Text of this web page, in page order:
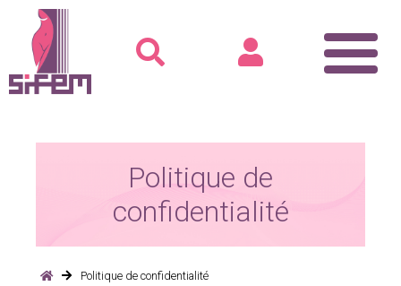
SIFEM
Rencontre avec le Président
Voix du bureau
L’équipe SIFEM 2025
Recommandations pour la pratique
Politique de
confidentialité
Politique de confidentialité